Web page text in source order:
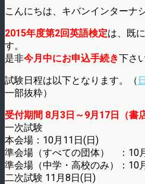
こんにちは、キバンインターナ
2015年度第2回英語検定は、既
す。
是非今月中にお申込手続き下さ
試験日程は以下となります。（
一部抜粋）
受付期間 8月3日～9月17日（書
一次試験
本会場：10月11日(日)
準会場（すべての団体） ：10
準会場（中学・高校のみ）：10
二次試験 11月8日(日)